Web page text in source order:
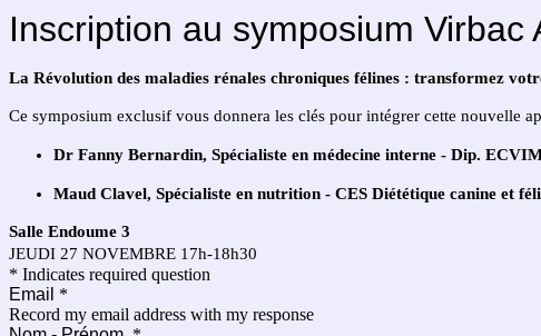
Inscription au symposium
La Révolution des maladies rénales chroniques félines : transformez
Ce symposium exclusif vous donnera les clés pour intégrer cette nouvelle
Dr Fanny Bernardin, Spécialiste en médecine interne - Dip.
Maud Clavel, Spécialiste en nutrition - CES Diététique canine et
Salle Endoume 3
JEUDI 27 NOVEMBRE 17h-18h30
* Indicates required question
Email *
Record my email address with my response